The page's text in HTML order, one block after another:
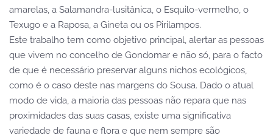
amarelas, a Salamandra-lusitânica, o Esquilo-vermelho, o
Texugo e a Raposa, a Gineta ou os Pirilampos.
Este trabalho tem como objetivo principal, alertar as pessoas
que vivem no concelho de Gondomar e não só, para o facto
de que é necessário preservar alguns nichos ecológicos,
como é o caso deste nas margens do Sousa. Dado o atual
modo de vida, a maioria das pessoas não repara que nas
proximidades das suas casas, existe uma significativa
variedade de fauna e flora e que nem sempre são